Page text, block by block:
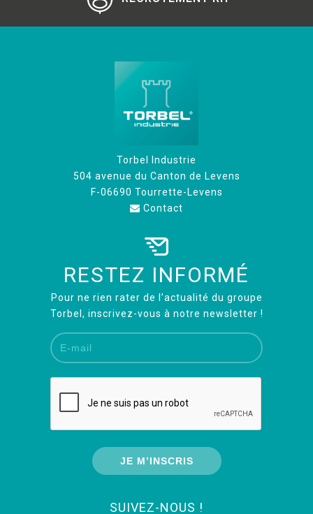
Torbel Industrie
504 avenue du Canton de Levens
F-06690 Tourrette-Levens
Contact
RESTEZ INFORMÉ
Pour ne rien rater de l’actualité du groupe
Torbel, inscrivez-vous à notre newsletter !
SUIVEZ-NOUS !